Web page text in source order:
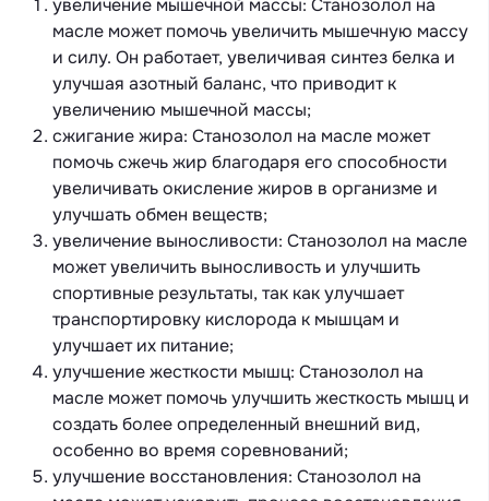
увеличение мышечной массы: Станозолол на
масле может помочь увеличить мышечную массу
и силу. Он работает, увеличивая синтез белка и
улучшая азотный баланс, что приводит к
увеличению мышечной массы;
сжигание жира: Станозолол на масле может
помочь сжечь жир благодаря его способности
увеличивать окисление жиров в организме и
улучшать обмен веществ;
увеличение выносливости: Станозолол на масле
может увеличить выносливость и улучшить
спортивные результаты, так как улучшает
транспортировку кислорода к мышцам и
улучшает их питание;
улучшение жесткости мышц: Станозолол на
масле может помочь улучшить жесткость мышц и
создать более определенный внешний вид,
особенно во время соревнований;
улучшение восстановления: Станозолол на